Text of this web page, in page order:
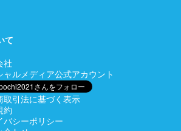
て
社
ャルメディア公式アカウント
取引法に基づく表示
約
バシーポリシー